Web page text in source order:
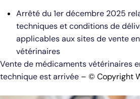
Arrêté du 1er décembre 2025
techniques et conditions de
applicables aux sites de vente
vétérinaires
Vente de médicaments vétérinaires
technique est arrivée – © Copyright